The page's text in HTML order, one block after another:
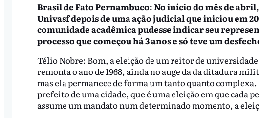
Brasil de Fato Pernambuco: No início do mês de
Univasf depois de uma ação judicial que iniciou em
comunidade acadêmica pudesse indicar seu
processo que começou há 3 anos e só teve um
Télio Nobre: Bom, a eleição de um reitor de
remonta o ano de 1968, ainda no auge da da ditadura
mas ela permanece de forma um tanto quanto
prefeito de uma cidade, que é uma eleição em que cada
assume um mandato num determinado momento, a